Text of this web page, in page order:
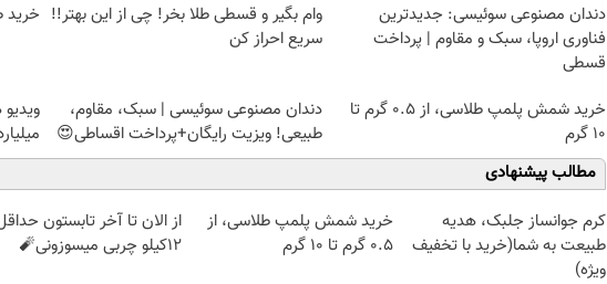
دندان مصنوعی سوئیسی: جدیدترین
فناوری اروپا، سبک و مقاوم | پرداخت
قسطی
وام بگیر و قسطی طلا بخر! چی از این بهتر!!
سریع احراز کن
خرید
خرید شمش پلمپ طلاسی، از ۰.۵ گرم تا
۱۰ گرم
دندان مصنوعی سوئیسی | سبک، مقاوم،
طبیعی! ویزیت رایگان+پرداخت اقساطی😍
مطالب پیشنهادی
کرم جوانساز جلبک، هدیه
طبیعت به شما(خرید با تخفیف
ویژه)
خرید شمش پلمپ طلاسی، از
۰.۵ گرم تا ۱۰ گرم
از الان تا آخر تابستون
12کیلو چربی میسوزونی🧨